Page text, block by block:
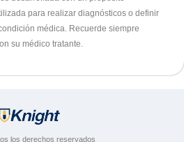
para realizar diagnósticos o definir
médica. Recuerde siempre
su médico tratante.
los derechos reservados